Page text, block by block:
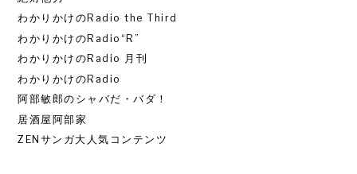
わかりかけのRadio the Third
わかりかけのRadio“R”
わかりかけのRadio 月刊
わかりかけのRadio
阿部敏郎のシャバだ・バダ！
居酒屋阿部家
ZENサンガ大人気コンテンツ